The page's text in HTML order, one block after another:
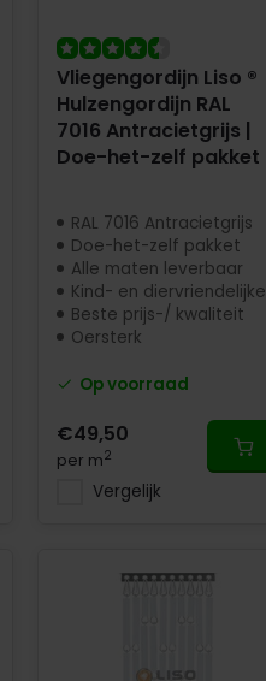
Vliegengordijn Liso ®
Hulzengordijn RAL
7016 Antracietgrijs |
Doe-het-zelf pakket
RAL 7016 Antracietgrijs
Doe-het-zelf pakket
Alle maten leverbaar
Kind- en diervriendelijke
Beste prijs-/ kwaliteit
Oersterk
Op voorraad
€49,50
per m2
Vergelijk